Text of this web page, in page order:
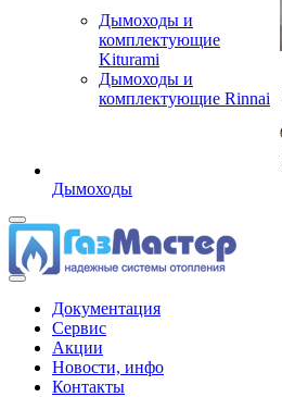
Дымоходы и
комплектующие
Kiturami
Дымоходы и
комплектующие Rinnai
Дымоходы
Документация
Сервис
Акции
Новости, инфо
Контакты